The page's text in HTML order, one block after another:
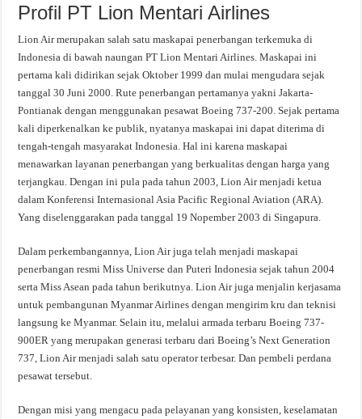
Profil PT Lion Mentari Airlines
Lion Air merupakan salah satu maskapai penerbangan terkemuka di
Indonesia di bawah naungan PT Lion Mentari Airlines. Maskapai ini
pertama kali didirikan sejak Oktober 1999 dan mulai mengudara sejak
tanggal 30 Juni 2000. Rute penerbangan pertamanya yakni Jakarta-
Pontianak dengan menggunakan pesawat Boeing 737-200. Sejak pertama
kali diperkenalkan ke publik, nyatanya maskapai ini dapat diterima di
tengah-tengah masyarakat Indonesia. Hal ini karena maskapai
menawarkan layanan penerbangan yang berkualitas dengan harga yang
terjangkau. Dengan ini pula pada tahun 2003, Lion Air menjadi ketua
dalam Konferensi Internasional Asia Pacific Regional Aviation (ARA).
Yang diselenggarakan pada tanggal 19 Nopember 2003 di Singapura.
Dalam perkembangannya, Lion Air juga telah menjadi maskapai
penerbangan resmi Miss Universe dan Puteri Indonesia sejak tahun 2004
serta Miss Asean pada tahun berikutnya. Lion Air juga menjalin kerjasama
untuk pembangunan Myanmar Airlines dengan mengirim kru dan teknisi
langsung ke Myanmar. Selain itu, melalui armada terbaru Boeing 737-
900ER yang merupakan generasi terbaru dari Boeing’s Next Generation
737, Lion Air menjadi salah satu operator terbesar. Dan pembeli perdana
pesawat tersebut.
Dengan misi yang mengacu pada pelayanan yang konsisten, keselamatan